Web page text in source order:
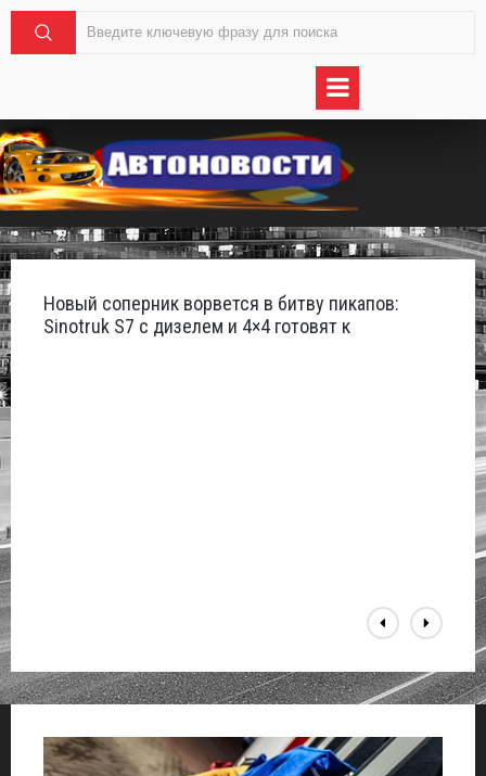
Новый соперник ворвется в битву пикапов:
Sinotruk S7 с дизелем и 4×4 готовят к